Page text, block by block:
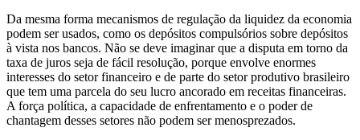
Da mesma forma mecanismos de regulação da liquidez da economia
podem ser usados, como os depósitos compulsórios sobre depósitos
à vista nos bancos. Não se deve imaginar que a disputa em torno da
taxa de juros seja de fácil resolução, porque envolve enormes
interesses do setor financeiro e de parte do setor produtivo brasileiro
que tem uma parcela do seu lucro ancorado em receitas financeiras.
A força política, a capacidade de enfrentamento e o poder de
chantagem desses setores não podem ser menosprezados.